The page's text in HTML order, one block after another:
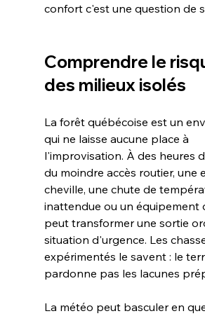
confort c'est une question de
Comprendre le
des milieux isolés
La forêt québécoise est un
qui ne laisse aucune place à
l'improvisation. À des heures
du moindre accès routier, une
cheville, une chute de
inattendue ou un équipement
peut transformer une sortie
situation d'urgence. Les
expérimentés le savent : le
pardonne pas les lacunes
La météo peut basculer en